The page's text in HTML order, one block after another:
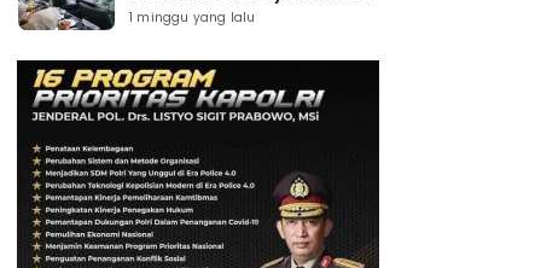
1 minggu yang lalu